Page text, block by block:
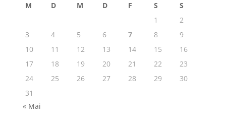
M D M D F S
S
1
2
3
4 5 6 7 8
9
10
11 12 13 14 15
16
17
18 19 20 21 22
23
24
25 26 27 28 29
30
31
« Mai